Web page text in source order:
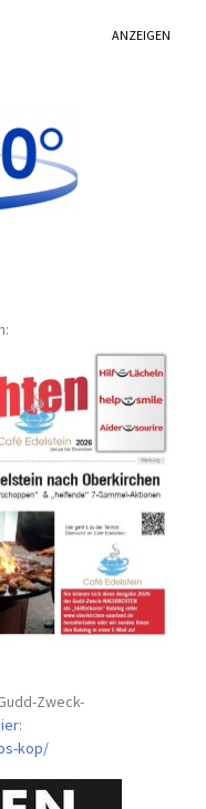
ANZEIGEN
Zweck-
:
kop/